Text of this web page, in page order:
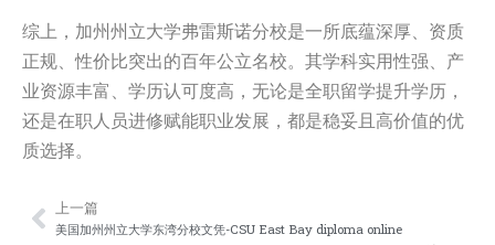
综上，加州州立大学弗雷斯诺分校是一所底蕴深厚、资质
正规、性价比突出的百年公立名校。其学科实用性强、产
业资源丰富、学历认可度高，无论是全职留学提升学历，
还是在职人员进修赋能职业发展，都是稳妥且高价值的优
质选择。
Prev
上一篇
美国加州州立大学东湾分校文凭-CSU East Bay diploma online